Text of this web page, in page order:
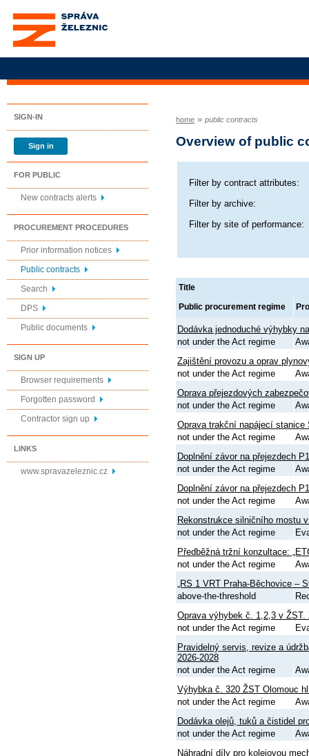
Správa železnic, státní
organizace
SIGN-IN
Sign in
FOR PUBLIC
New contracts alerts
PROCUREMENT PROCEDURES
Prior information notices
Public contracts
Search
DPS
Public documents
SIGN UP
Browser requirements
Forgotten password
Contractor sign up
LINKS
www.spravazeleznic.cz
home » public contracts
Overview of public
Filter by contract attributes:
Filter by archive:
Filter by site of performance:
Title
Public procurement regime
Dodávka jednoduché výhybky
not under the Act regime
Zajištění provozu a oprav
not under the Act regime
Oprava přejezdových
not under the Act regime
Oprava trakční napájecí stanice
not under the Act regime
Doplnění závor na přejezdech
not under the Act regime
Doplnění závor na přejezdech
not under the Act regime
Rekonstrukce silničního mostu
not under the Act regime
Předběžná tržní konzultace:
not under the Act regime
„RS 1 VRT Praha-Běchovice –
above-the-threshold
Oprava výhybek č. 1,2,3 v ŽST.
not under the Act regime
Pravidelný servis, revize a
2026-2028
not under the Act regime
Výhybka č. 320 ŽST Olomouc
not under the Act regime
Dodávka olejů, tuků a čistidel
not under the Act regime
Náhradní díly pro kolejovou